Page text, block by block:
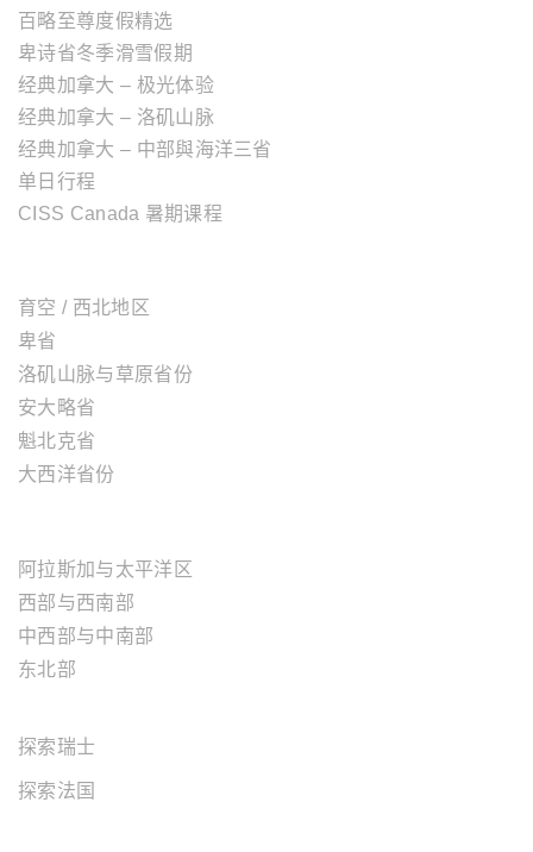
百略至尊度假精选
卑诗省冬季滑雪假期
经典加拿大 – 极光体验
经典加拿大 – 洛矶山脉
经典加拿大 – 中部與海洋三省
单日行程
CISS Canada 暑期课程
育空 / 西北地区
卑省
洛矶山脉与草原省份
安大略省
魁北克省
大西洋省份
阿拉斯加与太平洋区
西部与西南部
中西部与中南部
东北部
探索瑞士
探索法国